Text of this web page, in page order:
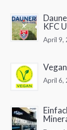
KFC
April 9,
April 6,